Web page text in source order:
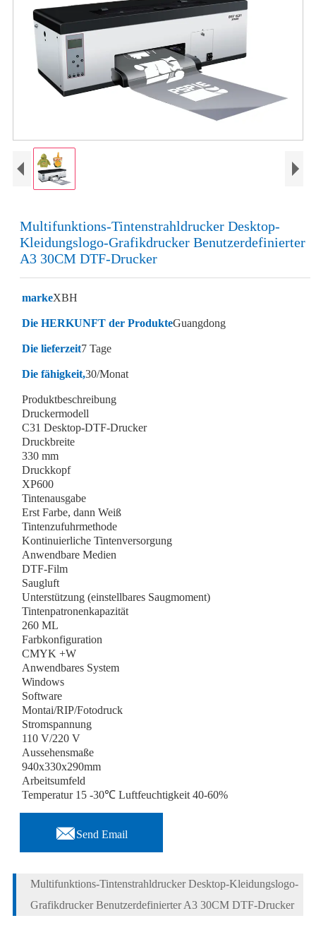
Multifunktions-Tintenstrahldrucker Desktop-
Kleidungslogo-Grafikdrucker Benutzerdefinierter
A3 30CM DTF-Drucker
markeXBH
Die HERKUNFT der ProdukteGuangdong
Die lieferzeit7 Tage
Die fähigkeit,30/Monat
Produktbeschreibung
Druckermodell
C31 Desktop-DTF-Drucker
Druckbreite
330 mm
Druckkopf
XP600
Tintenausgabe
Erst Farbe, dann Weiß
Tintenzufuhrmethode
Kontinuierliche Tintenversorgung
Anwendbare Medien
DTF-Film
Saugluft
Unterstützung (einstellbares Saugmoment)
Tintenpatronenkapazität
260 ML
Farbkonfiguration
CMYK +W
Anwendbares System
Windows
Software
Montai/RIP/Fotodruck
Stromspannung
110 V/220 V
Aussehensmaße
940x330x290mm
Arbeitsumfeld
Temperatur 15 -30℃ Luftfeuchtigkeit 40-60%
Send Email
Multifunktions-Tintenstrahldrucker Desktop-Kleidungslogo-
Grafikdrucker Benutzerdefinierter A3 30CM DTF-Drucker